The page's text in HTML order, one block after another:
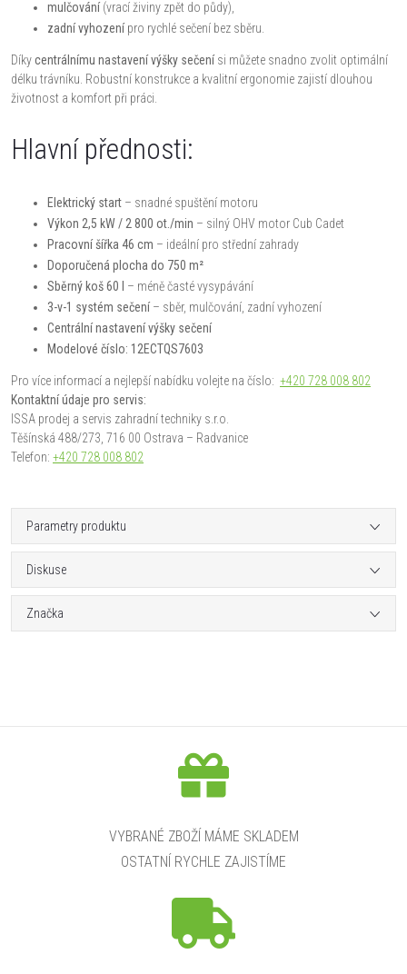
mulčování(vrací živiny zpět do půdy),
zadní vyhozenípro rychlé sečení bez sběru.
Díkycentrálnímu nastavení výšky sečenísi můžete snadno zvolit optimální
délku trávníku. Robustní konstrukce a kvalitní ergonomie zajistí dlouhou
životnost a komfort při práci.
Hlavní přednosti:
Elektrický start – snadné spuštění motoru
Výkon 2,5 kW / 2 800 ot./min – silný OHV motor Cub Cadet
Pracovní šířka 46 cm – ideální pro střední zahrady
Doporučená plocha do 750 m²
Sběrný koš 60 l
– méně časté vysypávání
3-v-1 systém sečení– sběr, mulčování, zadní vyhození
Centrální nastavení výšky sečení
Modelové číslo: 12ECTQS7603
Pro více informací a nejlepší nabídku volejte na číslo: +420 728 008 802
Kontaktní údaje pro servis:
ISSA prodej a servis zahradní techniky s.r.o.
Těšínská 488/273, 716 00 Ostrava – Radvanice
Telefon: +420 728 008 802
Parametry produktu
Diskuse
Značka
VYBRANÉ ZBOŽÍ MÁME SKLADEM
OSTATNÍ RYCHLE ZAJISTÍME